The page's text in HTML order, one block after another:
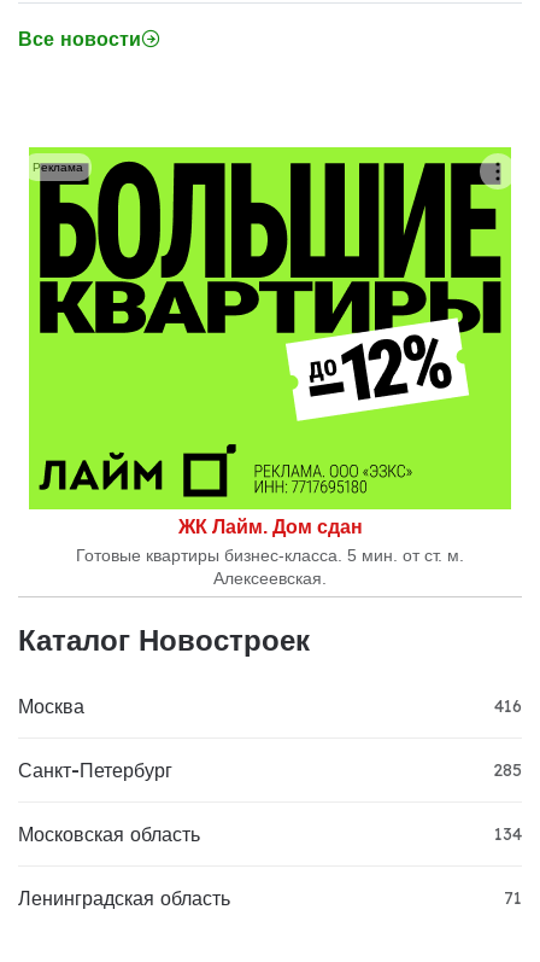
Все новости
ЖК Лайм. Дом сдан
Готовые квартиры бизнес-класса. 5 мин. от ст. м.
Алексеевская.
Реклама
Каталог Новостроек
Москва 416
Санкт-Петербург 285
Московская область 134
Ленинградская область 71